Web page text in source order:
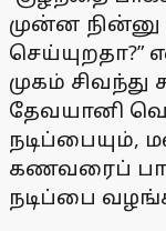
முன்ன
செய்யுறதா?”
முகம் சிவந்து
தேவயானி
நடிப்பையும்,
கணவரைப்
நடிப்பை